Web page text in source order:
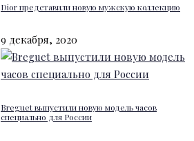
Dior представили новую мужскую коллекцию
9 декабря, 2020
Breguet выпустили новую модель часов
специально для России